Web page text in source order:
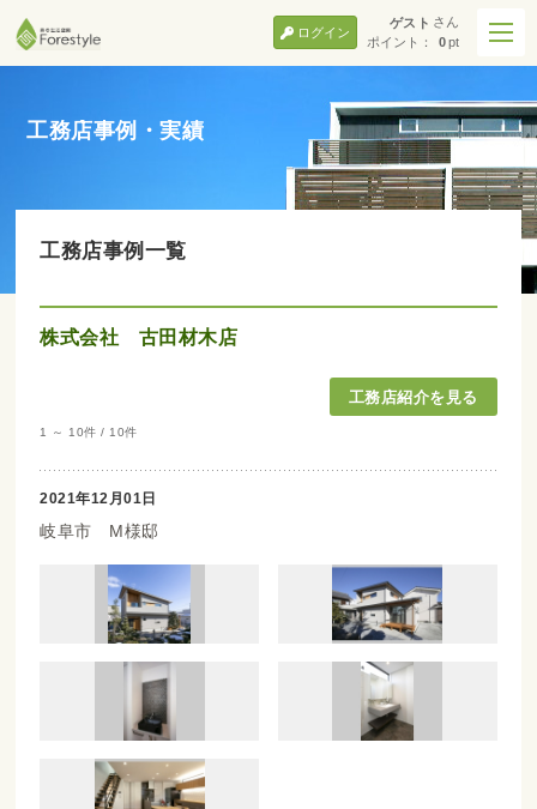
ゲスト さん
ポイント：
0pt
ログイン
工務店事例・実績
工務店事例一覧
株式会社 古田材木店
1 ～ 10件 / 10件
2021年12月01日
岐阜市 M様邸